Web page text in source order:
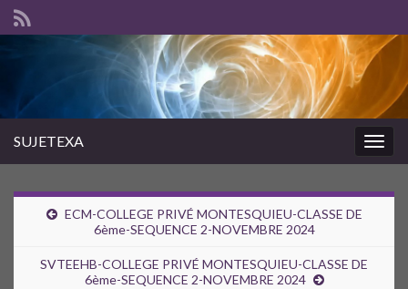
SUJETEXA
ECM-COLLEGE PRIVÉ MONTESQUIEU-CLASSE DE
6ème-SEQUENCE 2-NOVEMBRE 2024
SVTEEHB-COLLEGE PRIVÉ MONTESQUIEU-CLASSE DE
6ème-SEQUENCE 2-NOVEMBRE 2024